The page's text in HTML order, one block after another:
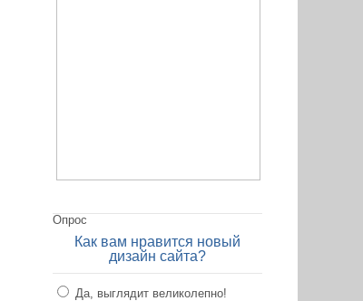
Опрос
Как вам нравится новый
дизайн сайта?
Да, выглядит великолепно!